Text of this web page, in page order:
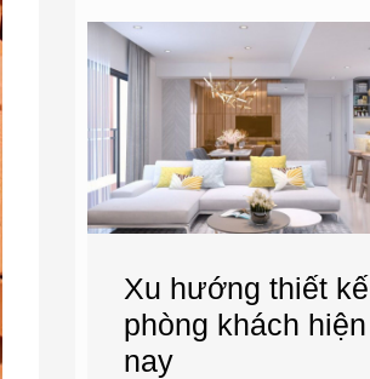
Xu hướng thiết kế
phòng khách hiện
nay